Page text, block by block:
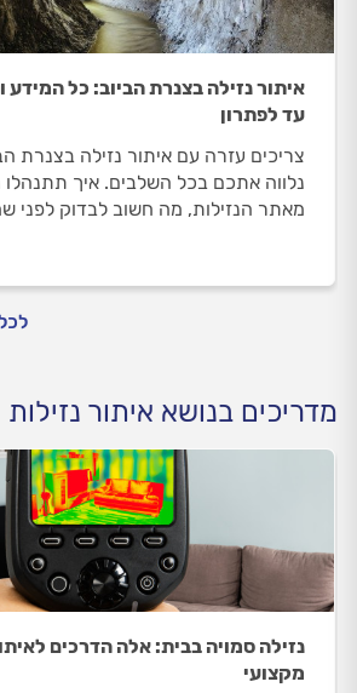
איתור נזילה בצנרת הביוב: כל המידע
עד לפתרון
צריכים עזרה עם איתור נזילה בצנרת
נלווה אתכם בכל השלבים. איך תתנהלו
מאתר הנזילות, מה חשוב לבדוק לפני
מדריכים בנושא איתור נזילות
נזילה סמויה בבית: אלה הדרכים
מקצועי